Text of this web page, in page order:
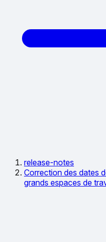
release-notes
Correction des dates
grands espaces de